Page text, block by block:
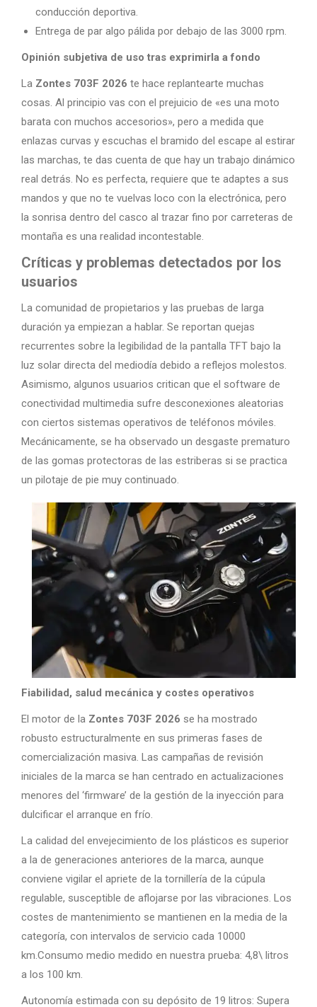
conducción deportiva.
Entrega de par algo pálida por debajo de las 3000 rpm.
Opinión subjetiva de uso tras exprimirla a fondo
La Zontes 703F 2026 te hace replantearte muchas
cosas. Al principio vas con el prejuicio de «es una moto
barata con muchos accesorios», pero a medida que
enlazas curvas y escuchas el bramido del escape al estirar
las marchas, te das cuenta de que hay un trabajo dinámico
real detrás. No es perfecta, requiere que te adaptes a sus
mandos y que no te vuelvas loco con la electrónica, pero
la sonrisa dentro del casco al trazar fino por carreteras de
montaña es una realidad incontestable.
Críticas y problemas detectados por los
usuarios
La comunidad de propietarios y las pruebas de larga
duración ya empiezan a hablar. Se reportan quejas
recurrentes sobre la legibilidad de la pantalla TFT bajo la
luz solar directa del mediodía debido a reflejos molestos.
Asimismo, algunos usuarios critican que el software de
conectividad multimedia sufre desconexiones aleatorias
con ciertos sistemas operativos de teléfonos móviles.
Mecánicamente, se ha observado un desgaste prematuro
de las gomas protectoras de las estriberas si se practica
un pilotaje de pie muy continuado.
Fiabilidad, salud mecánica y costes operativos
El motor de la Zontes 703F 2026 se ha mostrado
robusto estructuralmente en sus primeras fases de
comercialización masiva. Las campañas de revisión
iniciales de la marca se han centrado en actualizaciones
menores del ‘firmware’ de la gestión de la inyección para
dulcificar el arranque en frío.
La calidad del envejecimiento de los plásticos es superior
a la de generaciones anteriores de la marca, aunque
conviene vigilar el apriete de la tornillería de la cúpula
regulable, susceptible de aflojarse por las vibraciones. Los
costes de mantenimiento se mantienen en la media de la
categoría, con intervalos de servicio cada 10000
km.Consumo medio medido en nuestra prueba: 4,8\ litros
a los 100 km.
Autonomía estimada con su depósito de 19 litros: Supera